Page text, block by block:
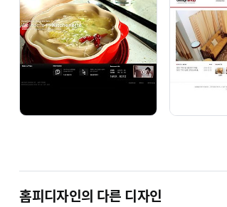
홈피디자인의 다른 디자인